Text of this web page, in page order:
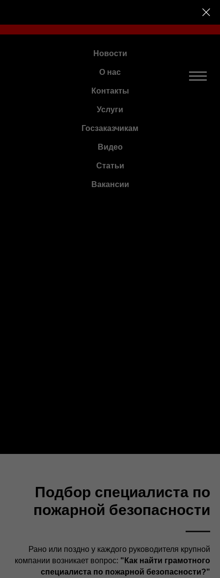
Р А Б О Т А Е М П О В С Е Й Р
Новости
О нас
Контакты
Услуги
Госзаказчикам
Видео
Статьи
Вакансии
Подбор специалиста по
пожарной безопасности
Рано или поздно у каждого руководителя крупной
компании возникает вопрос: "Как найти грамотного
специалиста по пожарной безопасности?"